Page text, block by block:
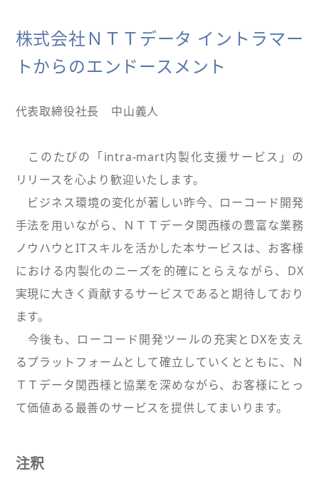
株式会社ＮＴＴデータ イントラマー
トからのエンドースメント
代表取締役社長 中山義人
このたびの「intra-mart内製化支援サービス」の
リリースを心より歓迎いたします。
ビジネス環境の変化が著しい昨今、ローコード開発
手法を用いながら、ＮＴＴデータ関西様の豊富な業務
ノウハウとITスキルを活かした本サービスは、お客様
における内製化のニーズを的確にとらえながら、DX
実現に大きく貢献するサービスであると期待しており
ます。
今後も、ローコード開発ツールの充実とDXを支え
るプラットフォームとして確立していくとともに、Ｎ
ＴＴデータ関西様と協業を深めながら、お客様にとっ
て価値ある最善のサービスを提供してまいります。
注釈